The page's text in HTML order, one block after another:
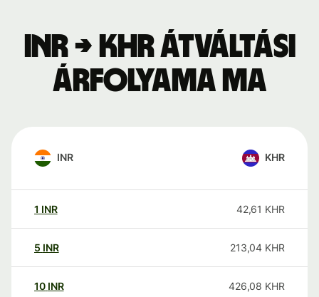
INR → KHR átváltási
árfolyama ma
INR KHR
1 INR 42,61 KHR
5 INR 213,04 KHR
10 INR 426,08 KHR